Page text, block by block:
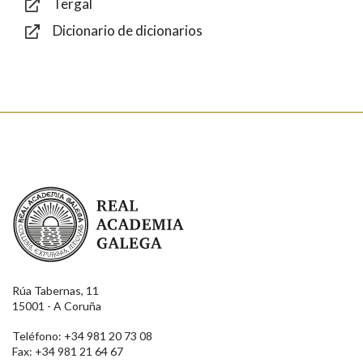
Tergal
Dicionario de dicionarios
Real Academia Galega
Rúa Tabernas, 11
15001 - A Coruña
Teléfono: +34 981 20 73 08
Fax: +34 981 21 64 67